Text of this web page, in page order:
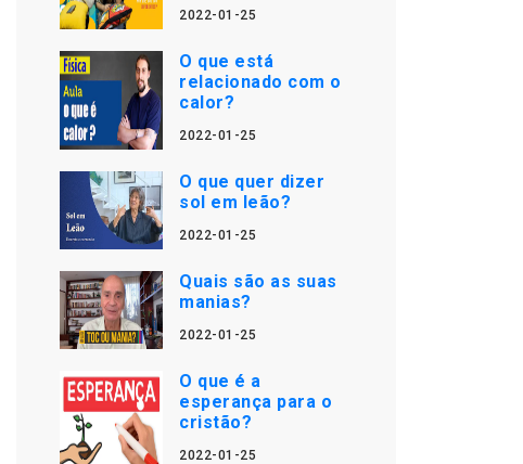
2022-01-25
O que está
relacionado com o
calor?
2022-01-25
O que quer dizer
sol em leão?
2022-01-25
Quais são as suas
manias?
2022-01-25
O que é a
esperança para o
cristão?
2022-01-25